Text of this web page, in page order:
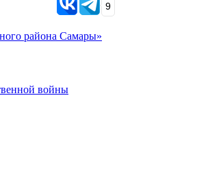
9
района Самары»
войны